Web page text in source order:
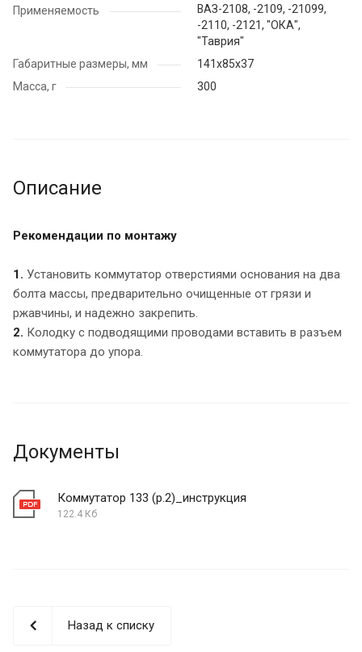
Применяемость
ВАЗ-2108, -2109, -21099,
-2110, -2121, "ОКА",
"Таврия"
Габаритные размеры, мм
141х85х37
Масса, г
300
Описание
Рекомендации по монтажу
1. Установить коммутатор отверстиями основания на два
болта массы, предварительно очищенные от грязи и
ржавчины, и надежно закрепить.
2. Колодку с подводящими проводами вставить в разъем
коммутатора до упора.
Документы
Коммутатор 133 (р.2)_инструкция
122.4 Кб
Назад к списку